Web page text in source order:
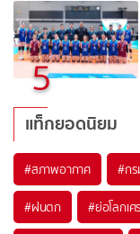
5
แท็กยอดนิยม
#สภาพอากาศ #ก
#ฝนตก #ย่อโลกเ